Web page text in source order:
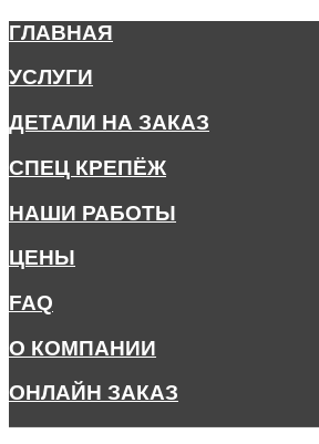
ГЛАВНАЯ
УСЛУГИ
ДЕТАЛИ НА ЗАКАЗ
СПЕЦ КРЕПЁЖ
НАШИ РАБОТЫ
ЦЕНЫ
FAQ
О КОМПАНИИ
ОНЛАЙН ЗАКАЗ